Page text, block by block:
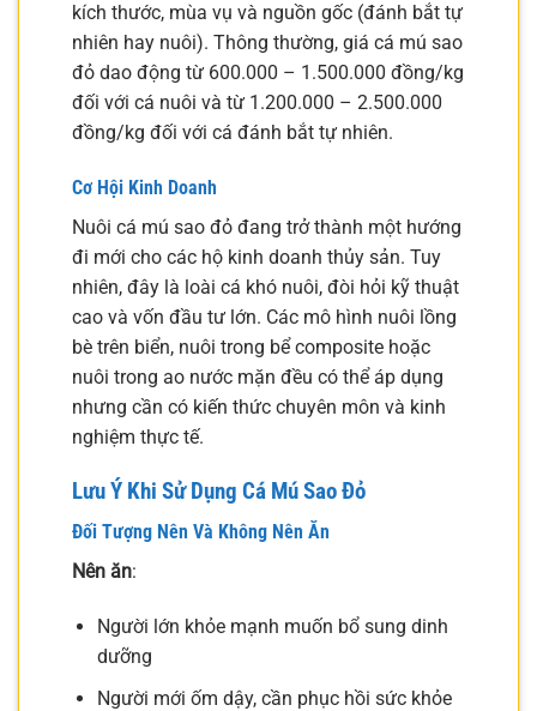
kích thước, mùa vụ và nguồn gốc (đánh bắt tự
nhiên hay nuôi). Thông thường, giá cá mú sao
đỏ dao động từ 600.000 – 1.500.000 đồng/kg
đối với cá nuôi và từ 1.200.000 – 2.500.000
đồng/kg đối với cá đánh bắt tự nhiên.
Cơ Hội Kinh Doanh
Nuôi cá mú sao đỏ đang trở thành một hướng
đi mới cho các hộ kinh doanh thủy sản. Tuy
nhiên, đây là loài cá khó nuôi, đòi hỏi kỹ thuật
cao và vốn đầu tư lớn. Các mô hình nuôi lồng
bè trên biển, nuôi trong bể composite hoặc
nuôi trong ao nước mặn đều có thể áp dụng
nhưng cần có kiến thức chuyên môn và kinh
nghiệm thực tế.
Lưu Ý Khi Sử Dụng Cá Mú Sao Đỏ
Đối Tượng Nên Và Không Nên Ăn
Nên ăn:
Người lớn khỏe mạnh muốn bổ sung dinh
dưỡng
Người mới ốm dậy, cần phục hồi sức khỏe